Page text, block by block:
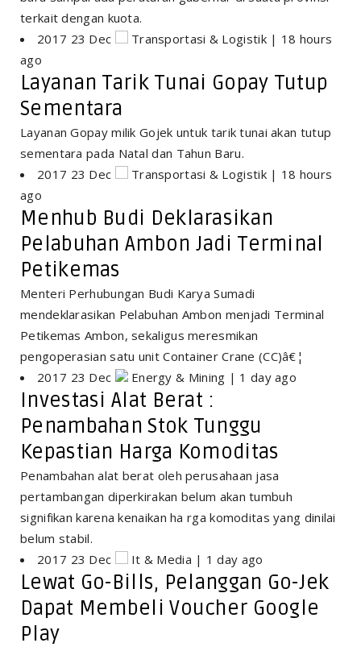
terkait dengan kuota.
2017 23 Dec
Transportasi & Logistik | 18 hours
ago
Layanan Tarik Tunai Gopay Tutup
Sementara
Layanan Gopay milik Gojek untuk tarik tunai akan tutup
sementara pada Natal dan Tahun Baru.
2017 23 Dec
Transportasi & Logistik | 18 hours
ago
Menhub Budi Deklarasikan
Pelabuhan Ambon Jadi Terminal
Petikemas
Menteri Perhubungan Budi Karya Sumadi
mendeklarasikan Pelabuhan Ambon menjadi Terminal
Petikemas Ambon, sekaligus meresmikan
pengoperasian satu unit Container Crane (CC)â€¦
2017 23 Dec
Energy & Mining | 1 day ago
Investasi Alat Berat :
Penambahan Stok Tunggu
Kepastian Harga Komoditas
Penambahan alat berat oleh perusahaan jasa
pertambangan diperkirakan belum akan tumbuh
signifikan karena kenaikan ha rga komoditas yang dinilai
belum stabil.
2017 23 Dec
It & Media | 1 day ago
Lewat Go-Bills, Pelanggan Go-Jek
Dapat Membeli Voucher Google
Play